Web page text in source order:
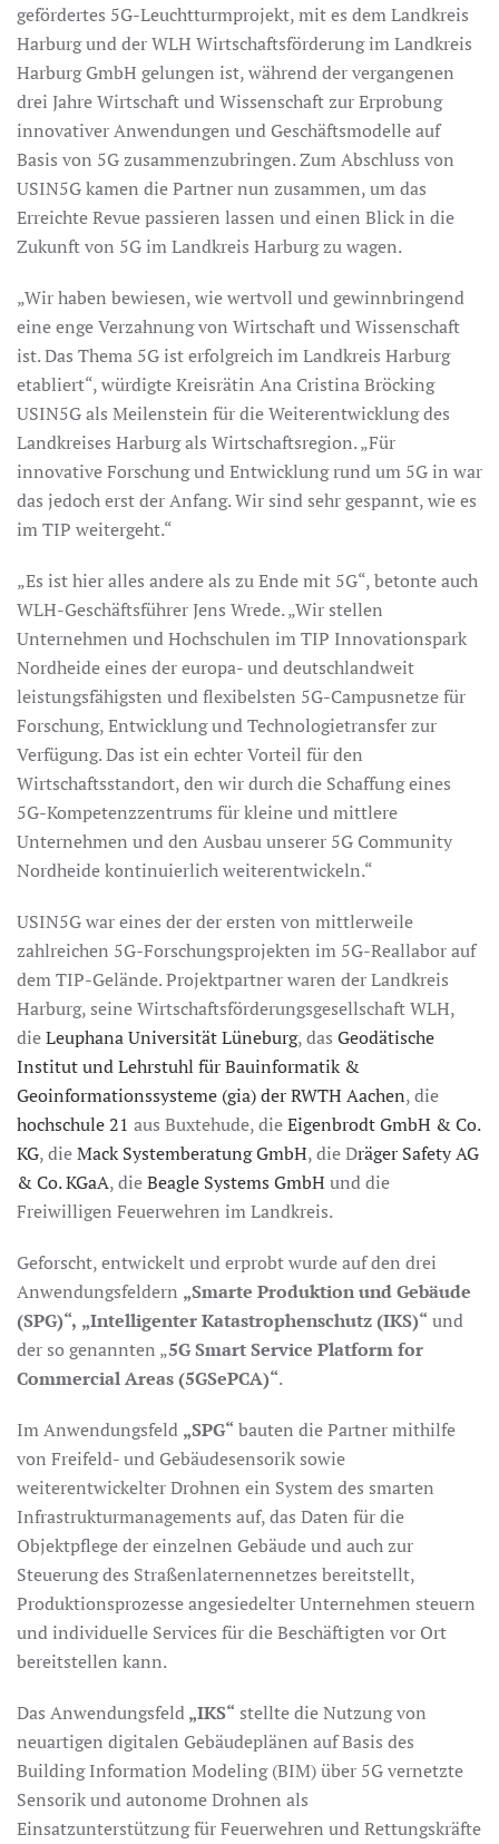
gefördertes 5G-Leuchtturmprojekt, mit es dem Landkreis
Harburg und der WLH Wirtschaftsförderung im Landkreis
Harburg GmbH gelungen ist, während der vergangenen
drei Jahre Wirtschaft und Wissenschaft zur Erprobung
innovativer Anwendungen und Geschäftsmodelle auf
Basis von 5G zusammenzubringen. Zum Abschluss von
USIN5G kamen die Partner nun zusammen, um das
Erreichte Revue passieren lassen und einen Blick in die
Zukunft von 5G im Landkreis Harburg zu wagen.
„Wir haben bewiesen, wie wertvoll und gewinnbringend
eine enge Verzahnung von Wirtschaft und Wissenschaft
ist. Das Thema 5G ist erfolgreich im Landkreis Harburg
etabliert“, würdigte Kreisrätin Ana Cristina Bröcking
USIN5G als Meilenstein für die Weiterentwicklung des
Landkreises Harburg als Wirtschaftsregion. „Für
innovative Forschung und Entwicklung rund um 5G in war
das jedoch erst der Anfang. Wir sind sehr gespannt, wie es
im TIP weitergeht.“
„Es ist hier alles andere als zu Ende mit 5G“, betonte auch
WLH-Geschäftsführer Jens Wrede. „Wir stellen
Unternehmen und Hochschulen im TIP Innovationspark
Nordheide eines der europa- und deutschlandweit
leistungsfähigsten und flexibelsten 5G-Campusnetze für
Forschung, Entwicklung und Technologietransfer zur
Verfügung. Das ist ein echter Vorteil für den
Wirtschaftsstandort, den wir durch die Schaffung eines
5G-Kompetenzzentrums für kleine und mittlere
Unternehmen und den Ausbau unserer 5G Community
Nordheide kontinuierlich weiterentwickeln.“
USIN5G war eines der der ersten von mittlerweile
zahlreichen 5G-Forschungsprojekten im 5G-Reallabor auf
dem TIP-Gelände. Projektpartner waren der Landkreis
Harburg, seine Wirtschaftsförderungsgesellschaft WLH,
dieLeuphana Universität Lüneburg, das Geodätische
Institut und Lehrstuhl für Bauinformatik &
Geoinformationssysteme (gia) der RWTH Aachen, die
hochschule 21 aus Buxtehude, dieEigenbrodt GmbH & Co.
KG, dieMack Systemberatung GmbH, die Dräger Safety AG
& Co. KGaA, dieBeagle Systems GmbH und die
Freiwilligen Feuerwehren im Landkreis.
Geforscht, entwickelt und erprobt wurde auf den drei
Anwendungsfeldern „Smarte Produktion und Gebäude
(SPG)“, „Intelligenter Katastrophenschutz (IKS)“ und
der so genannten „5G Smart Service Platform for
Commercial Areas (5GSePCA)“.
Im Anwendungsfeld „SPG“ bauten die Partner mithilfe
von Freifeld- und Gebäudesensorik sowie
weiterentwickelter Drohnen ein System des smarten
Infrastrukturmanagements auf, das Daten für die
Objektpflege der einzelnen Gebäude und auch zur
Steuerung des Straßenlaternennetzes bereitstellt,
Produktionsprozesse angesiedelter Unternehmen steuern
und individuelle Services für die Beschäftigten vor Ort
bereitstellen kann.
Das Anwendungsfeld„IKS“ stellte die Nutzung von
neuartigen digitalen Gebäudeplänen auf Basis des
Building Information Modeling (BIM) über 5G vernetzte
Sensorik und autonome Drohnen als
Einsatzunterstützung für Feuerwehren und Rettungskräfte